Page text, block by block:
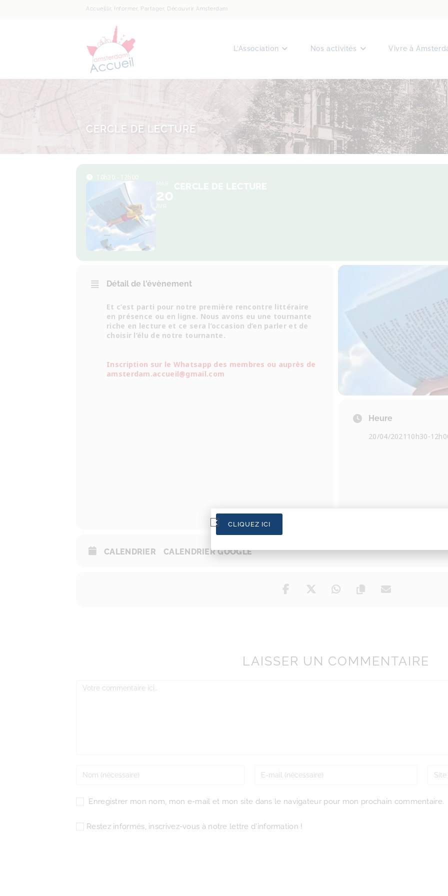
Accueillir, Informer, Partager, Découvrir Amsterdam
L’Association Nos activités Vivre à
CERCLE DE LECTURE
Détail de l'évènement
Et c’est parti pour notre première rencontre littéraire
en présence ou en ligne. Nous avons eu une tournante
riche en lecture et ce sera l’occasion d’en parler et de
choisir l’élu de notre tournante.
Inscription sur le Whatsapp des membres ou auprès de
amsterdam.accueil@gmail.com
Heure
20/04/2021 10h30-
CALENDRIER CALENDRIER GOOGLE
LAISSER UN COMMENTAIRE
Enregistrer mon nom, mon e-mail et mon site dans le navigateur pour mon prochain commentaire.
Restez informés, inscrivez-vous à notre lettre d'information !
CLIQUEZ ICI